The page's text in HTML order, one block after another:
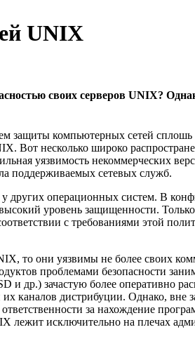
UNIX
своих серверов UNIX?
защиты компьютерных сетей
Вот несколько широко
уязвимость некоммерческих
поддерживаемых сетевых служб.
других операционных систем. В
уровень защищенности.
с требованиями этой
то они уязвимы не более своих
проблемами безопасности
и др.) зачастую более оперативно
каналов дистрибуции. Однако, вне
за нахождение
исключительно на плечах